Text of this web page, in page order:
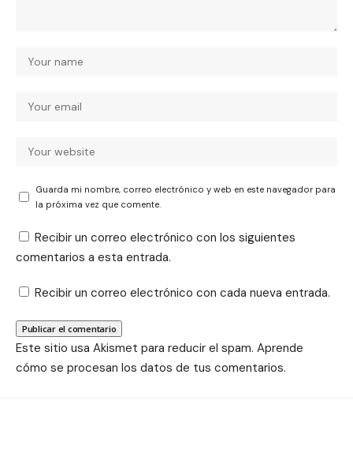
Guarda mi nombre, correo electrónico y web en este navegador para
la próxima vez que comente.
Recibir un correo electrónico con los siguientes
comentarios a esta entrada.
Recibir un correo electrónico con cada nueva entrada.
Este sitio usa Akismet para reducir el spam. Aprende
cómo se procesan los datos de tus comentarios.